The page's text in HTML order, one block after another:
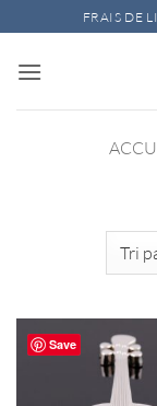
au
contenu
FRAIS DE
Save